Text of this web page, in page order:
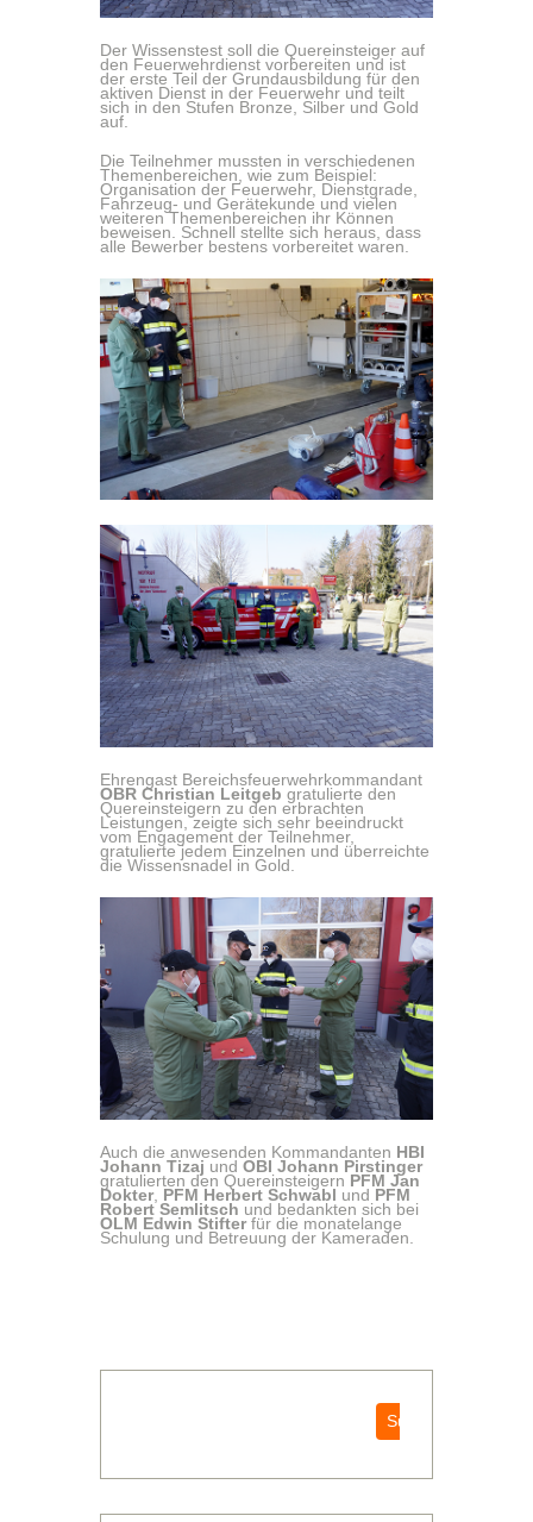
Der Wissenstest soll die Quereinsteiger auf
den Feuerwehrdienst vorbereiten und ist
der erste Teil der Grundausbildung für den
aktiven Dienst in der Feuerwehr und teilt
sich in den Stufen Bronze, Silber und Gold
auf.
Die Teilnehmer mussten in verschiedenen
Themenbereichen, wie zum Beispiel:
Organisation der Feuerwehr, Dienstgrade,
Fahrzeug- und Gerätekunde und vielen
weiteren Themenbereichen ihr Können
beweisen. Schnell stellte sich heraus, dass
alle Bewerber bestens vorbereitet waren.
Ehrengast Bereichsfeuerwehrkommandant
OBR Christian Leitgeb gratulierte den
Quereinsteigern zu den erbrachten
Leistungen, zeigte sich sehr beeindruckt
vom Engagement der Teilnehmer,
gratulierte jedem Einzelnen und überreichte
die Wissensnadel in Gold.
Auch die anwesenden Kommandanten HBI
Johann Tizaj und OBI Johann Pirstinger
gratulierten den Quereinsteigern PFM Jan
Dokter, PFM Herbert Schwabl und PFM
Robert Semlitsch und bedankten sich bei
OLM Edwin Stifterfür die monatelange
Schulung und Betreuung der Kameraden.
Suchen